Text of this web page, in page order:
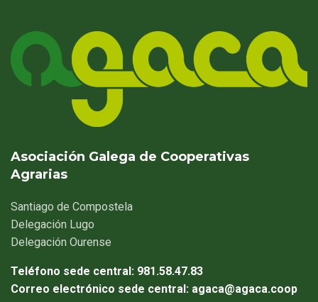
Asociación Galega de Cooperativas
Agrarias
Santiago de Compostela
Delegación Lugo
Delegación Ourense
Teléfono sede central: 981.58.47.83
Correo electrónico sede central: agaca@agaca.coop